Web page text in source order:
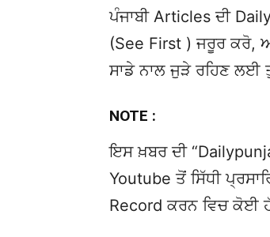
ਪੰਜਾਬੀ Articles ਦੀ
(See First ) ਜਰੂਰ ਕਰੋ,
ਸਾਡੇ ਨਾਲ ਜੁੜੇ ਰਹਿਣ ਲਈ
NOTE :
ਇਸ ਖ਼ਬਰ ਦੀ
Youtube ਤੋਂ ਸਿੱਧੀ
Record ਕਰਨ ਵਿਚ ਕੋਈ